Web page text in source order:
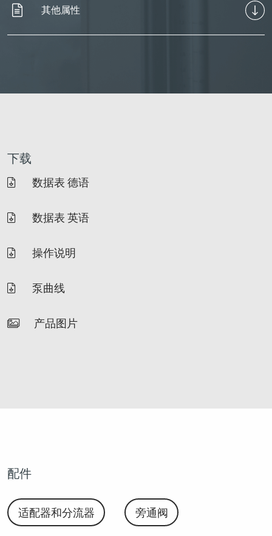
其他属性
下载
数据表 德语
数据表 英语
操作说明
泵曲线
产品图片
配件
适配器和分流器 旁通阀